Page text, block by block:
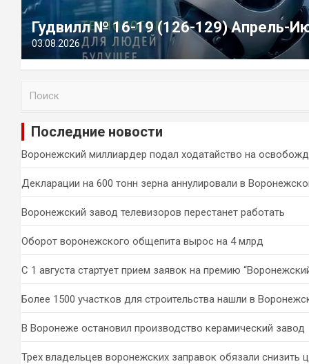
Гудвилл № 16-19 (126-129) Апрель-
03.08.2026
и
Последние новости
Воронежский миллиардер подал ходатайство на
Декларации на 600 тонн зерна аннулировали в
Воронежский завод телевизоров перестанет работать
Оборот воронежского общепита вырос на 4 млрд
С 1 августа стартует прием заявок на премию
Более 1500 участков для строительства нашли в
В Воронеже остановил производство керамический завод
Трех владельцев воронежских заправок обязали снизить